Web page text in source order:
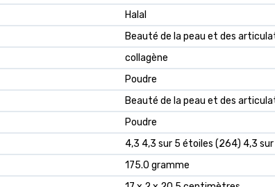
Halal
Beauté de la peau et des
collagène
Poudre
Beauté de la peau et des
Poudre
4,3 4,3 sur 5 étoiles (264) 4,3
175.0 gramme